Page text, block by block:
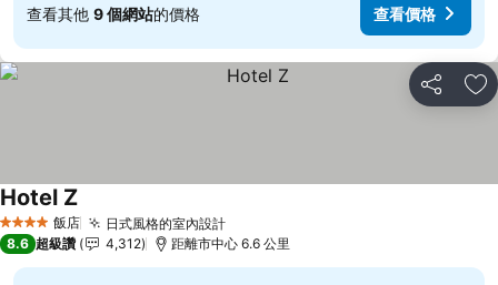
查看其他 9 個網站的價格 查看價格
分享 加
4 星級 飯店 日式風格的室內設計查看價格
Hotel Z查看價格
8.6 超級讚 4,312 距離市中心 6.6 公里